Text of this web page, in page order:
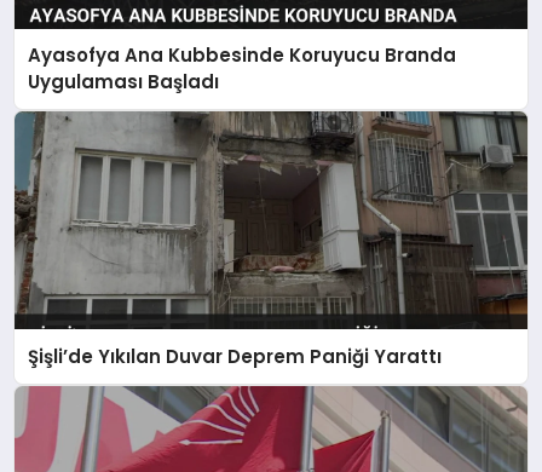
Ayasofya Ana Kubbesinde Koruyucu Branda
Uygulaması Başladı
Şişli’de Yıkılan Duvar Deprem Paniği Yarattı